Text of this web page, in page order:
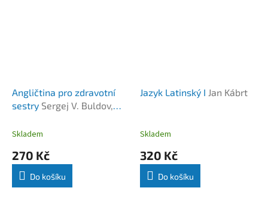
Angličtina pro zdravotní
sestry Sergej V. Buldov,
Skladem
270 Kč
Do košíku
Jazyk Latinský I Jan Kábrt
Skladem
320 Kč
Do košíku